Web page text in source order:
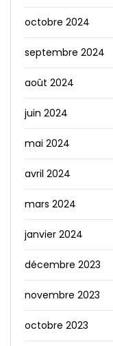
octobre 2024
septembre 2024
août 2024
juin 2024
mai 2024
avril 2024
mars 2024
janvier 2024
décembre 2023
novembre 2023
octobre 2023